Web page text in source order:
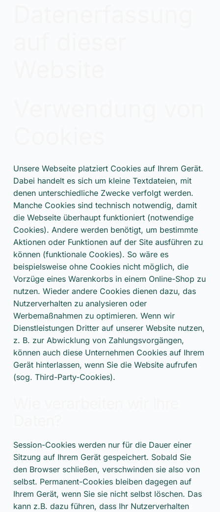
Unsere Webseite platziert Cookies auf Ihrem Gerät.
Dabei handelt es sich um kleine Textdateien, mit
denen unterschiedliche Zwecke verfolgt werden.
Manche Cookies sind technisch notwendig, damit
die Webseite überhaupt funktioniert (notwendige
Cookies). Andere werden benötigt, um bestimmte
Aktionen oder Funktionen auf der Site ausführen zu
können (funktionale Cookies). So wäre es
beispielsweise ohne Cookies nicht möglich, die
Vorzüge eines Warenkorbs in einem Online-Shop zu
nutzen. Wieder andere Cookies dienen dazu, das
Nutzerverhalten zu analysieren oder
Werbemaßnahmen zu optimieren. Wenn wir
Dienstleistungen Dritter auf unserer Website nutzen,
z. B. zur Abwicklung von Zahlungsvorgängen,
können auch diese Unternehmen Cookies auf Ihrem
Gerät hinterlassen, wenn Sie die Website aufrufen
(sog. Third-Party-Cookies).
Session-Cookies werden nur für die Dauer einer
Sitzung auf Ihrem Gerät gespeichert. Sobald Sie
den Browser schließen, verschwinden sie also von
selbst. Permanent-Cookies bleiben dagegen auf
Ihrem Gerät, wenn Sie sie nicht selbst löschen. Das
kann z.B. dazu führen, dass Ihr Nutzerverhalten